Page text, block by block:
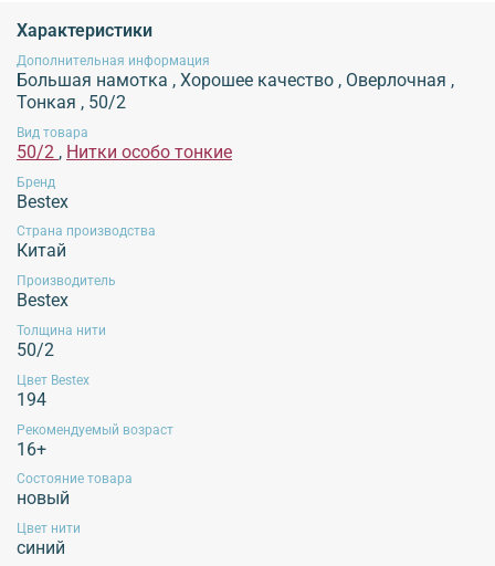
штопки вещей из трикотажа, обработки срезов вручную и на
оверлоке, шитья вручную и на швейной машине, вышивания,
рукоделия, декоративно-прикладного творчества. Продается
в бобинах промышленной намотки 5000 ярдов.
Рекомендуемый размер иглы: №70-80.
Обязательной сертификации не подлежит!
Характеристики
Дополнительная информация
Большая намотка , Хорошее качество , Оверлочная ,
Тонкая , 50/2
Вид товара
50/2 , Нитки особо тонкие
Бренд
Bestex
Страна производства
Китай
Производитель
Bestex
Толщина нити
50/2
Цвет Bestex
194
Рекомендуемый возраст
16+
Состояние товара
новый
Цвет нити
синий